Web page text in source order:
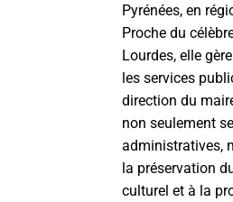
Pyrénées, en
Proche du
Lourdes, elle
les services
direction du
non seulement
administratives,
la préservation
culturel et à la